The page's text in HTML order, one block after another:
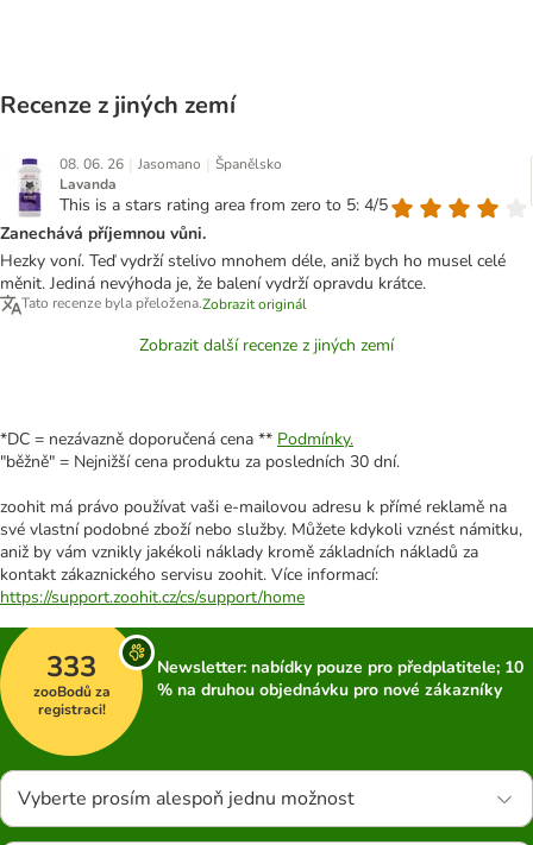
Recenze z jiných zemí
08. 06. 26 | Jasomano | Španělsko
Lavanda
This is a stars rating area from zero to 5: 4/5
Zanechává příjemnou vůni.
Hezky voní. Teď vydrží stelivo mnohem déle, aniž bych ho musel celé
měnit. Jediná nevýhoda je, že balení vydrží opravdu krátce.
Tato recenze byla přeložena.Zobrazit originál
Zobrazit další recenze z jiných zemí
*DC = nezávazně doporučená cena ** Podmínky.
"běžně" = Nejnižší cena produktu za posledních 30 dní.
zoohit má právo používat vaši e-mailovou adresu k přímé reklamě na
své vlastní podobné zboží nebo služby. Můžete kdykoli vznést námitku,
aniž by vám vznikly jakékoli náklady kromě základních nákladů za
kontakt zákaznického servisu zoohit. Více informací:
https://support.zoohit.cz/cs/support/home
333
zooBodů za
registraci!
Newsletter: nabídky pouze pro předplatitele; 10
% na druhou objednávku pro nové zákazníky
Vyberte prosím alespoň jednu možnost